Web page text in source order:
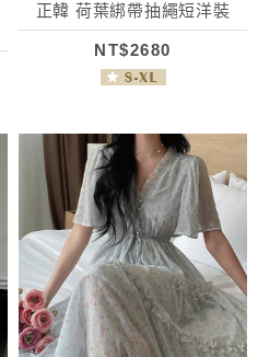
正韓 荷葉綁帶抽繩短洋裝
NT$2680